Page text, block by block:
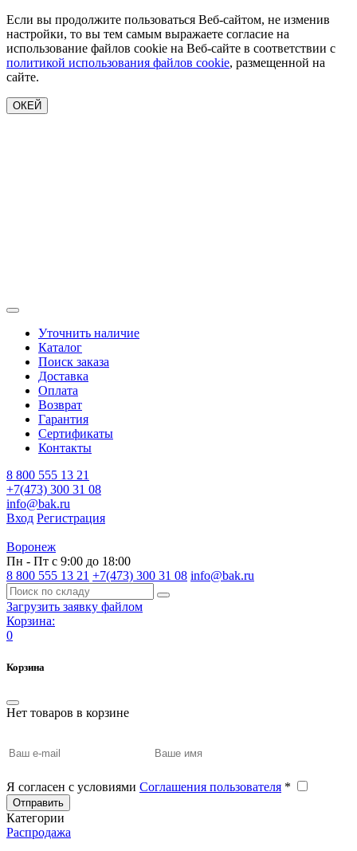
Если вы продолжите пользоваться Веб-сайтом, не изменив
настройки, то вы тем самым выражаете согласие на
использование файлов cookie на Веб-сайте в соответствии с
политикой использования файлов cookie, размещенной на
сайте.
ОКЕЙ
Уточнить наличие
Каталог
Поиск заказа
Доставка
Оплата
Возврат
Гарантия
Сертификаты
Контакты
8 800 555 13 21
+7(473) 300 31 08
info@bak.ru
Вход Регистрация
Воронеж
Пн - Пт с 9:00 до 18:00
8 800 555 13 21 +7(473) 300 31 08 info@bak.ru
Загрузить заявку файлом
Корзина:
0
Корзина
Нет товаров в корзине
Я согласен с условиями Соглашения пользователя *
Отправить
Категории
Распродажа